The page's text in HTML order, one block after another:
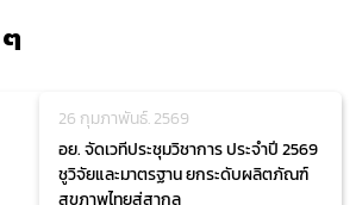
26 กุมภาพันธ์. 2569
อย. จัดเวทีประชุมวิชาการ ประจำปี 2569
ชูวิจัยและมาตรฐาน ยกระดับผลิตภัณฑ์
สุขภาพไทยสู่สากล